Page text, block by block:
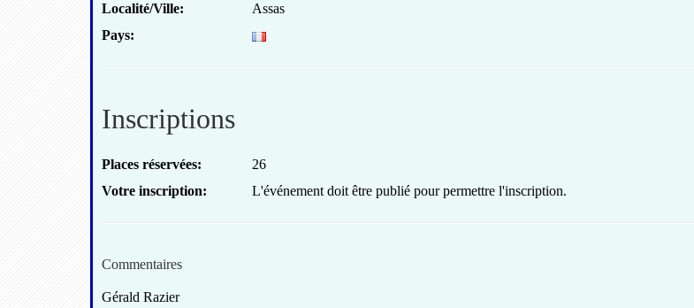
Localité/Ville:
Assas
Pays:
Inscriptions
Places réservées:
26
Votre inscription:
L'événement doit être publié pour permettre l'inscription.
Commentaires
Gérald Razier